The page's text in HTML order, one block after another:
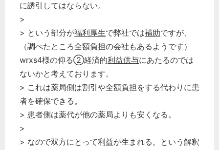
に誘引してはならない。
>
> という部分が福利厚生で弊社では補助ですが、
（調べたところ全額負担の会社もあるようです）
wrxs4様の仰る➁経済的利益供与にあたるのでは
ないかと考えております。
> これは薬局側は割引や全額負担をする代わりに患
者を確保できる。
> 患者側は薬代が他の薬局よりも安くなる。
>
> なので双方にとって利益が生まれる。という解釈